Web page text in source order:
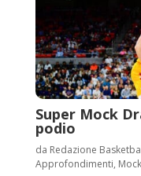
Super Mock
podio
da Redazione
Approfondimenti,